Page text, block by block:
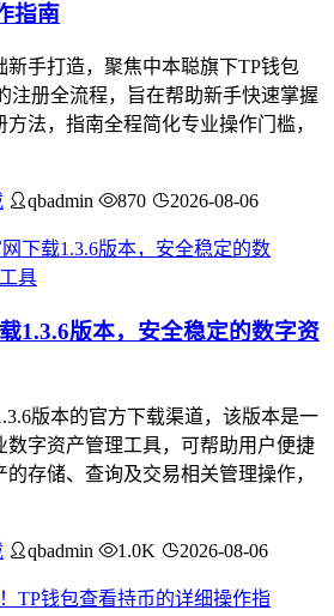
指南
新手打造，聚焦中本聪旗下TP钱包
的注册全流程，旨在帮助新手快速掌握
法，指南全程简化专业操作门槛，
qbadmin 870 2026-08-06
1.3.6版本，安全稳定的数字资
版本的官方下载渠道，该版本是一
数字资产管理工具，可帮助用户便捷
存储、查询及交易相关管理操作，
qbadmin 1.0K 2026-08-06